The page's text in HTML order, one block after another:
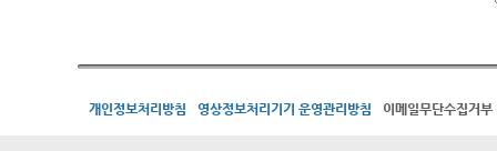
개인정보처리방침 영상정보처리기기 운영관리방침 이메일무단수집거부